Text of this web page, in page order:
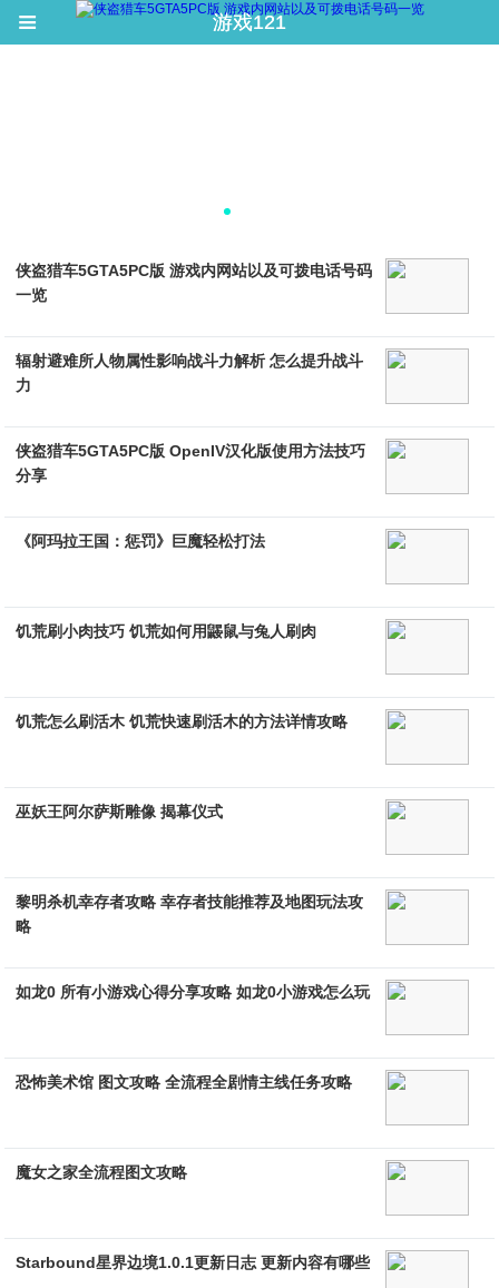
≡ 游戏121
≡ 游戏121
侠盗猎车5GTA5PC版 游戏内网站以及可拨电话号码
一览
辐射避难所人物属性影响战斗力解析 怎么提升战斗
力
侠盗猎车5GTA5PC版 OpenIV汉化版使用方法技巧
分享
《阿玛拉王国：惩罚》巨魔轻松打法
饥荒刷小肉技巧 饥荒如何用鼹鼠与兔人刷肉
饥荒怎么刷活木 饥荒快速刷活木的方法详情攻略
巫妖王阿尔萨斯雕像 揭幕仪式
黎明杀机幸存者攻略 幸存者技能推荐及地图玩法攻
略
如龙0 所有小游戏心得分享攻略 如龙0小游戏怎么玩
恐怖美术馆 图文攻略 全流程全剧情主线任务攻略
魔女之家全流程图文攻略
Starbound星界边境1.0.1更新日志 更新内容有哪些